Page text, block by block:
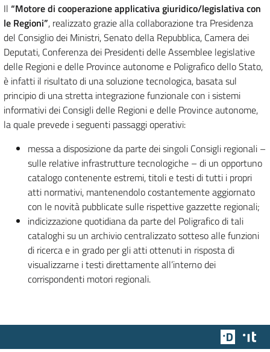
Il “Motore di cooperazione applicativa giuridico/legislativa con
le Regioni”, realizzato grazie alla collaborazione tra Presidenza
del Consiglio dei Ministri, Senato della Repubblica, Camera dei
Deputati, Conferenza dei Presidenti delle Assemblee legislative
delle Regioni e delle Province autonome e Poligrafico dello Stato,
è infatti il risultato di una soluzione tecnologica, basata sul
principio di una stretta integrazione funzionale con i sistemi
informativi dei Consigli delle Regioni e delle Province autonome,
la quale prevede i seguenti passaggi operativi:
messa a disposizione da parte dei singoli Consigli regionali –
sulle relative infrastrutture tecnologiche – di un opportuno
catalogo contenente estremi, titoli e testi di tutti i propri
atti normativi, mantenendolo costantemente aggiornato
con le novità pubblicate sulle rispettive gazzette regionali;
indicizzazione quotidiana da parte del Poligrafico di tali
cataloghi su un archivio centralizzato sotteso alle funzioni
di ricerca e in grado per gli atti ottenuti in risposta di
visualizzarne i testi direttamente all’interno dei
corrispondenti motori regionali.
Team